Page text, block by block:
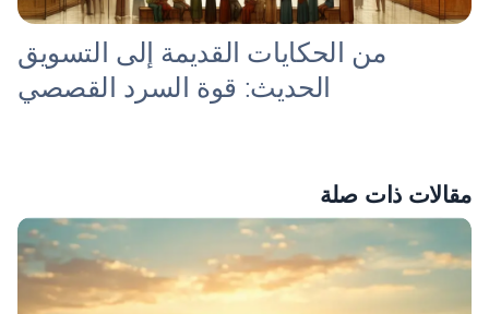
من الحكايات القديمة إلى التسويق
الحديث: قوة السرد القصصي
مقالات ذات صلة